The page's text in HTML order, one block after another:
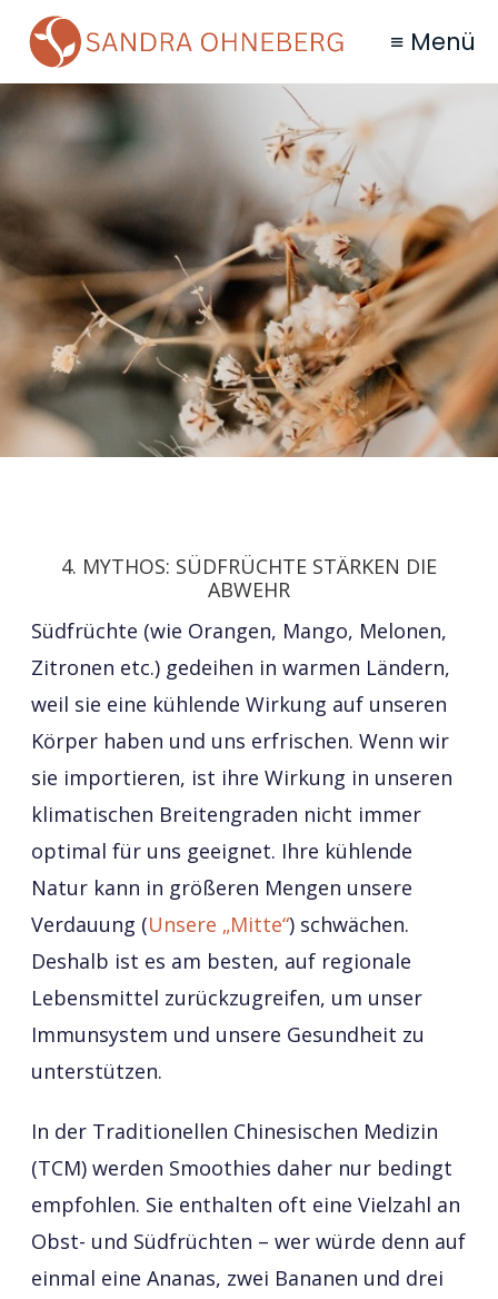
≡ Menü
4. MYTHOS: SÜDFRÜCHTE STÄRKEN DIE
ABWEHR
Südfrüchte (wie Orangen, Mango, Melonen,
Zitronen etc.) gedeihen in warmen Ländern,
weil sie eine kühlende Wirkung auf unseren
Körper haben und uns erfrischen. Wenn wir
sie importieren, ist ihre Wirkung in unseren
klimatischen Breitengraden nicht immer
optimal für uns geeignet. Ihre kühlende
Natur kann in größeren Mengen unsere
Verdauung (Unsere „Mitte“) schwächen.
Deshalb ist es am besten, auf regionale
Lebensmittel zurückzugreifen, um unser
Immunsystem und unsere Gesundheit zu
unterstützen.
In der Traditionellen Chinesischen Medizin
(TCM) werden Smoothies daher nur bedingt
empfohlen. Sie enthalten oft eine Vielzahl an
Obst- und Südfrüchten – wer würde denn auf
einmal eine Ananas, zwei Bananen und drei